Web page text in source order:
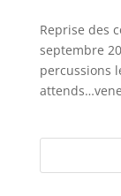
Reprise des
septembre
percussions